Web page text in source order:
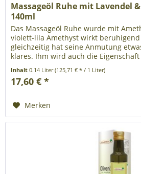
Massageöl Ruhe mit Lavendel
140ml
Das Massageöl Ruhe wurde mit
violett-lila Amethyst wirkt
gleichzeitig hat seine Anmutung
klares. Ihm wird auch die
Inhalt0.14 Liter(125,71 € * / 1 Liter)
17,60 € *
Merken